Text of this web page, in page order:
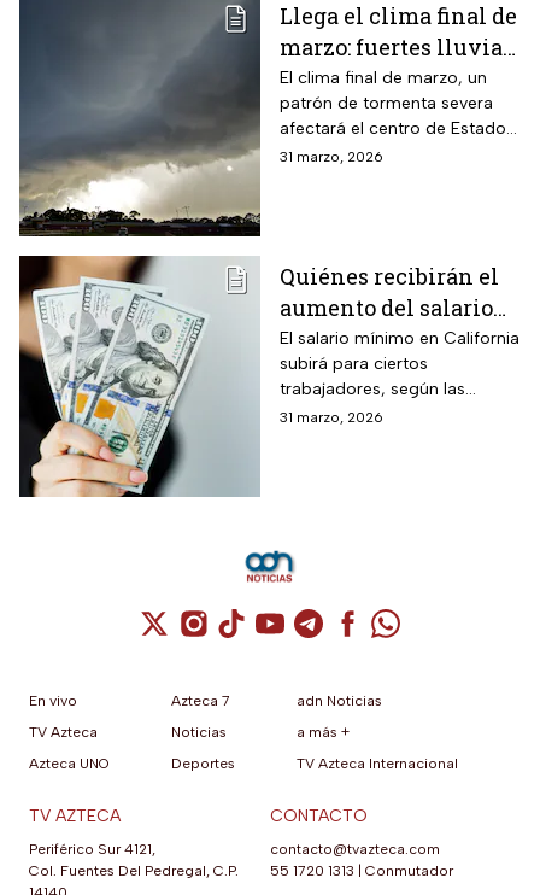
Llega el clima final de
marzo: fuertes lluvias
y riesgo de
inundaciones en EUA
El clima final de marzo, un
patrón de tormenta severa
afectará el centro de Estados
Unidos esta semana, dejará
31 marzo, 2026
Quiénes recibirán el
aumento del salario
mínimo en California
El salario mínimo en California
subirá para ciertos
trabajadores, según las
autoridades locales. Conoce
31 marzo, 2026
Cuenta de X / Twitter (se abre en una
Cuenta de Instagram (se abre en una
Cuenta de TikTok (se abre en
Cuenta de YouTube (se abre
Cuenta de Telegram (se
Cuenta de
Cuenta de
En vivo
TV Azteca
Azteca UNO
Azteca 7
Noticias
Deportes
adn Noticias
a más +
TV Azteca Internacional
TV AZTECA
Periférico Sur 4121,
Col. Fuentes Del Pedregal, C.P.
CONTACTO
contacto@tvazteca.com
55 1720 1313
Conmutador